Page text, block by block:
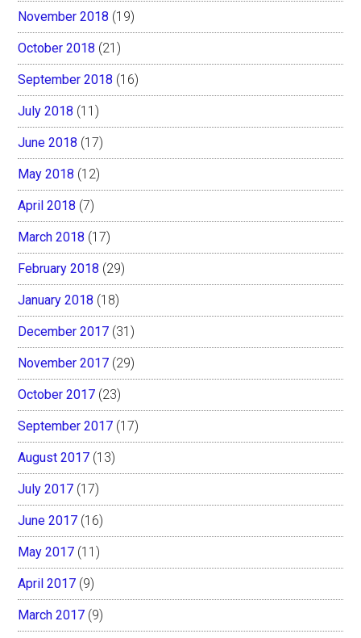
November 2018 (19)
October 2018 (21)
September 2018 (16)
July 2018 (11)
June 2018 (17)
May 2018 (12)
April 2018 (7)
March 2018 (17)
February 2018 (29)
January 2018 (18)
December 2017 (31)
November 2017 (29)
October 2017 (23)
September 2017 (17)
August 2017 (13)
July 2017 (17)
June 2017 (16)
May 2017 (11)
April 2017 (9)
March 2017 (9)